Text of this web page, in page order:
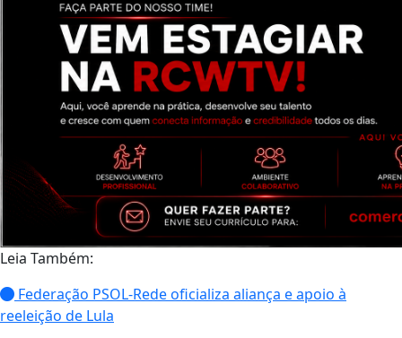
Leia Também:
Federação PSOL-Rede oficializa aliança e apoio à
reeleição de Lula